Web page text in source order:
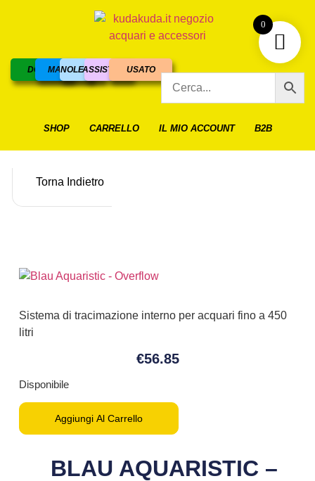
DOLCEMARINO
NOLEGGIOASSISTENZAUSATO
SHOP CARRELLO IL MIO ACCOUNT B2B
Torna Indietro
Sistema di tracimazione interno per acquari fino a 450
litri
€56.85
Disponibile
Aggiungi Al Carrello
BLAU AQUARISTIC –
0